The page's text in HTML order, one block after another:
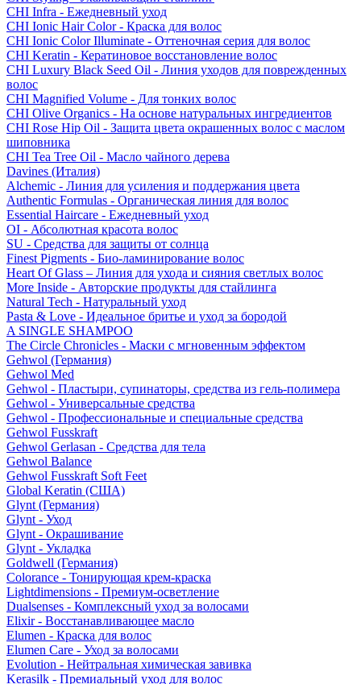
CHI Infra - Ежедневный уход
CHI Ionic Hair Color - Краска для волос
CHI Ionic Color Illuminate - Оттеночная серия для волос
CHI Keratin - Кератиновое восстановление волос
CHI Luxury Black Seed Oil - Линия уходов для поврежденных
волос
CHI Magnified Volume - Для тонких волос
CHI Olive Organics - На основе натуральных ингредиентов
CHI Rose Hip Oil - Защита цвета окрашенных волос с маслом
шиповника
CHI Tea Tree Oil - Масло чайного дерева
Davines (Италия)
Alchemic - Линия для усиления и поддержания цвета
Authentic Formulas - Органическая линия для волос
Essential Haircare - Eжедневный уход
OI - Абсолютная красота волос
SU - Средства для защиты от солнца
Finest Pigments - Био-ламинирование волос
Heart Of Glass – Линия для ухода и сияния светлых волос
More Inside - Авторские продукты для стайлинга
Natural Tech - Натуральный уход
Pasta & Love - Идеальное бритье и уход за бородой
A SINGLE SHAMPOO
The Circle Chronicles - Маски с мгновенным эффектом
Gehwol (Германия)
Gehwol Med
Gehwol - Пластыри, супинаторы, средства из гель-полимера
Gehwol - Универсальные средства
Gehwol - Профессиональные и специальные средства
Gehwol Fusskraft
Gehwol Gerlasan - Средства для тела
Gehwol Balance
Gehwol Fusskraft Soft Feet
Global Keratin (США)
Glynt (Германия)
Glynt - Уход
Glynt - Окрашивание
Glynt - Укладка
Goldwell (Германия)
Colorance - Тонирующая крем-краска
Lightdimensions - Премиум-осветление
Dualsenses - Комплексный уход за волосами
Elixir - Восстанавливающее масло
Elumen - Краска для волос
Elumen Care - Уход за волосами
Evolution - Нейтральная химическая завивка
Kerasilk - Премиальный уход для волос